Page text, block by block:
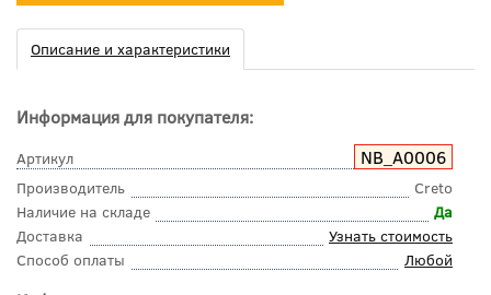
Описание и характеристики
Информация для покупателя:
Артикул NB_A0006
Производитель
Creto
Наличие на складе
Да
Доставка
Узнать стоимость
Способ оплаты
Любой